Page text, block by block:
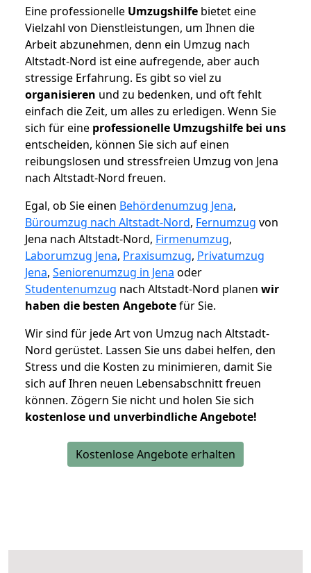
Eine professionelle Umzugshilfe bietet eine
Vielzahl von Dienstleistungen, um Ihnen die
Arbeit abzunehmen, denn ein Umzug nach
Altstadt-Nord ist eine aufregende, aber auch
stressige Erfahrung. Es gibt so viel zu
organisieren und zu bedenken, und oft fehlt
einfach die Zeit, um alles zu erledigen. Wenn Sie
sich für eine professionelle Umzugshilfe bei uns
entscheiden, können Sie sich auf einen
reibungslosen und stressfreien Umzug von Jena
nach Altstadt-Nord freuen.
Egal, ob Sie einen Behördenumzug Jena,
Büroumzug nach Altstadt-Nord, Fernumzug von
Jena nach Altstadt-Nord, Firmenumzug,
Laborumzug Jena, Praxisumzug, Privatumzug
Jena, Seniorenumzug in Jena oder
Studentenumzug nach Altstadt-Nord planen wir
haben die besten Angebotefür Sie.
Wir sind für jede Art von Umzug nach Altstadt-
Nord gerüstet. Lassen Sie uns dabei helfen, den
Stress und die Kosten zu minimieren, damit Sie
sich auf Ihren neuen Lebensabschnitt freuen
können. Zögern Sie nicht und holen Sie sich
kostenlose und unverbindliche Angebote!
Kostenlose Angebote erhalten